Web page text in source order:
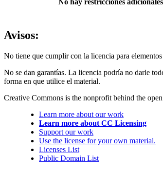
No hay restricciones adicionales
Avisos:
No tiene que cumplir con la licencia para
No se dan garantías. La licencia podría no darle
forma en que utilice el material.
Creative Commons is the nonprofit behind the
Learn more about our work
Learn more about CC Licensing
Support our work
Use the license for your own material.
Licenses List
Public Domain List